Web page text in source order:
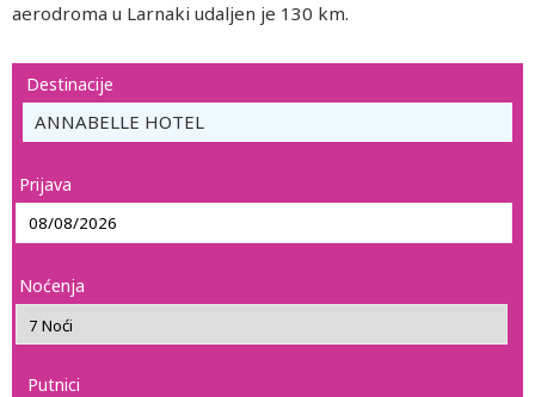
aerodroma u Larnaki udaljen je 130 km.
Destinacije
ANNABELLE HOTEL
Prijava
Noćenja
Putnici